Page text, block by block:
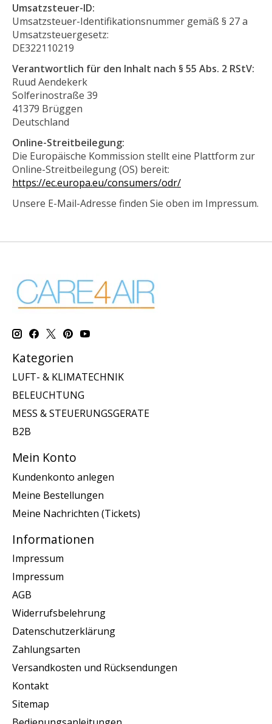
Umsatzsteuer-ID:
Umsatzsteuer-Identifikationsnummer gemäß § 27 a
Umsatzsteuergesetz:
DE322110219
Verantwortlich für den Inhalt nach § 55 Abs. 2 RStV:
Ruud Aendekerk
Solferinostraße 39
41379 Brüggen
Deutschland
Online-Streitbeilegung:
Die Europäische Kommission stellt eine Plattform zur
Online-Streitbeilegung (OS) bereit:
https://ec.europa.eu/consumers/odr/
Unsere E-Mail-Adresse finden Sie oben im Impressum.
Kategorien
LUFT- & KLIMATECHNIK
BELEUCHTUNG
MESS & STEUERUNGSGERATE
B2B
Mein Konto
Kundenkonto anlegen
Meine Bestellungen
Meine Nachrichten (Tickets)
Informationen
Impressum
Impressum
AGB
Widerrufsbelehrung
Datenschutzerklärung
Zahlungsarten
Versandkosten und Rücksendungen
Kontakt
Sitemap